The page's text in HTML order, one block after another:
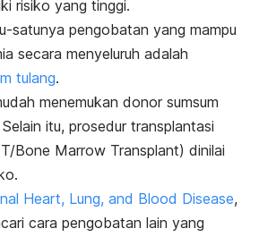
risiko yang tinggi.
satunya pengobatan yang mampu
secara menyeluruh adalah
tulang.
menemukan donor sumsum
itu, prosedur transplantasi
Bone Marrow Transplant) dinilai
Heart, Lung, and Blood Disease,
cara pengobatan lain yang